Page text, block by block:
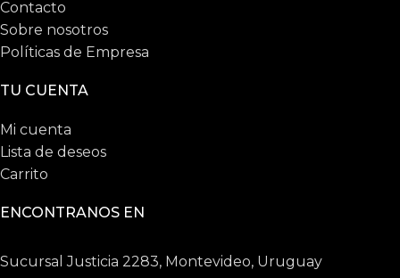
Contacto
Sobre nosotros
Políticas de Empresa
TU CUENTA
Mi cuenta
Lista de deseos
Carrito
ENCONTRANOS EN
Sucursal Justicia 2283, Montevideo, Uruguay